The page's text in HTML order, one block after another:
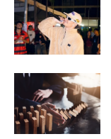
of
the
24th
century
european
enormous
railway
rail